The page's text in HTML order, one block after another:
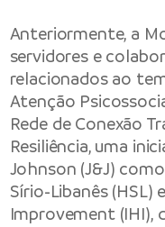
Anteriormente, a
servidores e
relacionados ao
Atenção
Rede de Conexão
Resiliência, uma
Johnson (J&J)
Sírio-Libanês
Improvement (IHI),